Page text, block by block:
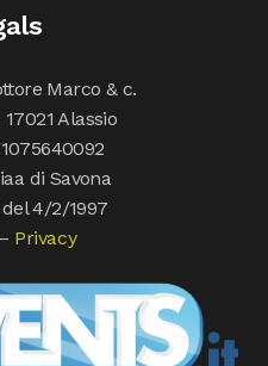
Marco & c.
Alassio
di Savona
del 4/2/1997
– Privacy